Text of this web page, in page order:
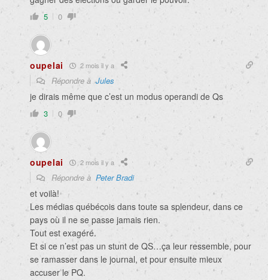
5 0
oupelai 2 mois il y a
Répondre àJules
je dirais même que c’est un modus operandi de Qs
3 0
oupelai 2 mois il y a
Répondre à Peter Bradi
et voilà!
Les médias québécois dans toute sa splendeur, dans ce
pays où il ne se passe jamais rien.
Tout est exagéré.
Et si ce n’est pas un stunt de QS…ça leur ressemble, pour
se ramasser dans le journal, et pour ensuite mieux
accuser le PQ.